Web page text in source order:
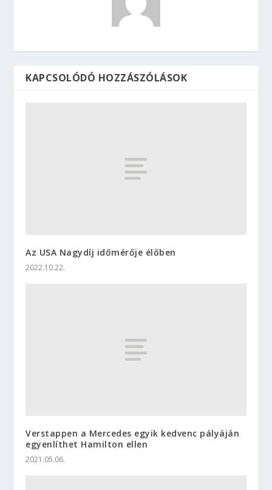
KAPCSOLÓDÓ HOZZÁSZÓLÁSOK
Az USA Nagydíj időmérője élőben
2022.10.22.
Verstappen a Mercedes egyik kedvenc pályáján
egyenlíthet Hamilton ellen
2021.05.06.